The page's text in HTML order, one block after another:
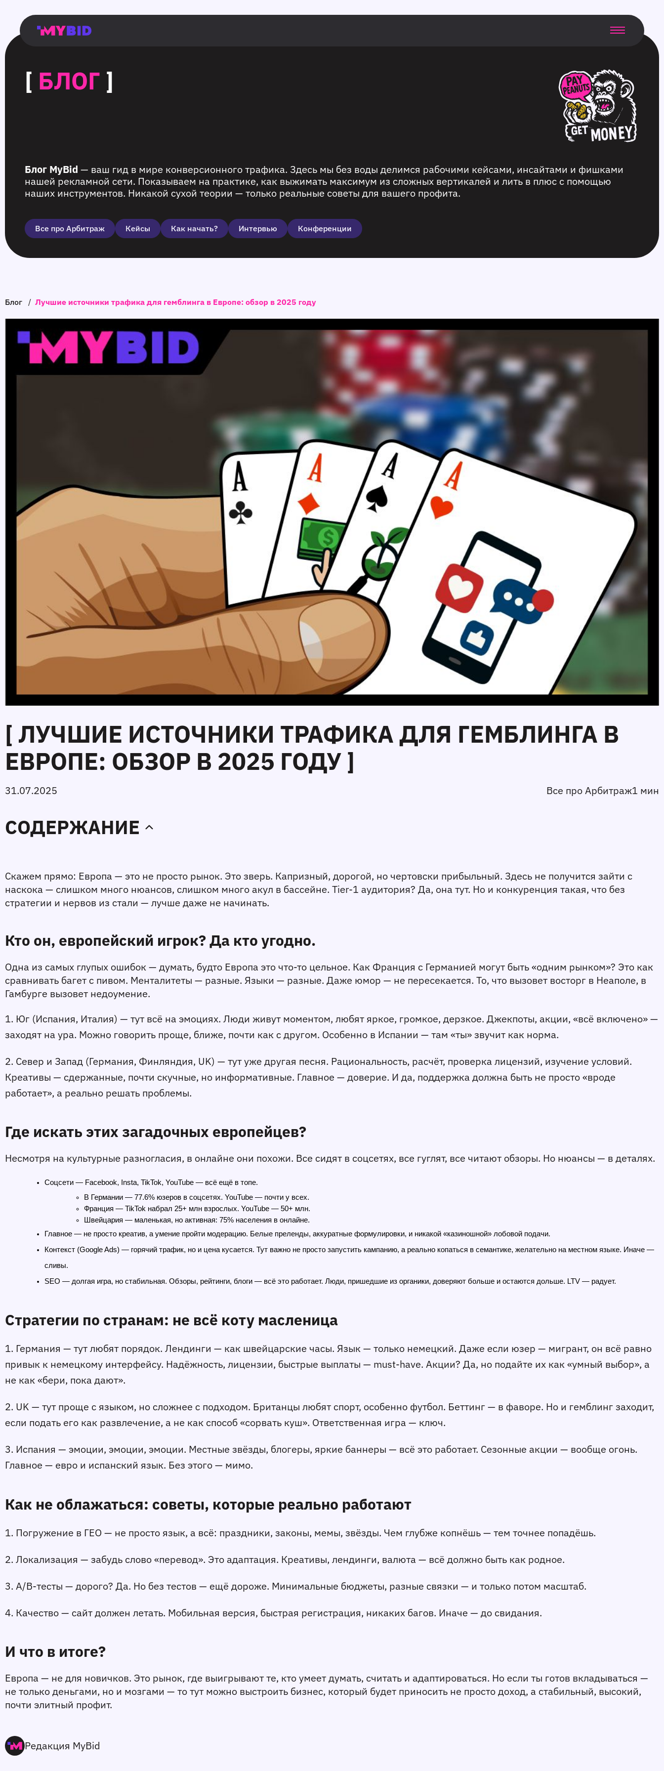
Главная
Гибкий
таргетинг
Возможности
Форматы
TMA
Главная
Домонетизация
TMA
Блог
Главная
страница
Main
page
Flexible
targeting
Opportunities
Formats
TMA
Main
page
Extra
monetization
TMA
Blog
Main
page
[ БЛОГ ]
Блог MyBid — ваш гид в мире конверсионного трафика. Здесь мы без воды делимся рабочими кейсами, инсайтами и фишками
нашей рекламной сети. Показываем на практике, как выжимать максимум из сложных вертикалей и лить в плюс с помощью
наших инструментов. Никакой сухой теории — только реальные советы для вашего профита.
Все про Арбитраж Кейсы Как начать? Интервью Конференции
Блог / Лучшие источники трафика для гемблинга в Европе: обзор в 2025 году
[ ЛУЧШИЕ ИСТОЧНИКИ ТРАФИКА ДЛЯ ГЕМБЛИНГА В
ЕВРОПЕ: ОБЗОР В 2025 ГОДУ ]
31.07.2025 Все про Арбитраж1 мин
СОДЕРЖАНИЕ
Скажем прямо: Европа — это не просто рынок. Это зверь. Капризный, дорогой, но чертовски прибыльный. Здесь не получится зайти с
наскока — слишком много нюансов, слишком много акул в бассейне. Tier-1 аудитория? Да, она тут. Но и конкуренция такая, что без
стратегии и нервов из стали — лучше даже не начинать.
Кто он, европейский игрок? Да кто угодно.
Одна из самых глупых ошибок — думать, будто Европа это что-то цельное. Как Франция с Германией могут быть «одним рынком»? Это как
сравнивать багет с пивом. Менталитеты — разные. Языки — разные. Даже юмор — не пересекается. То, что вызовет восторг в Неаполе, в
Гамбурге вызовет недоумение.
1. Юг (Испания, Италия) — тут всё на эмоциях. Люди живут моментом, любят яркое, громкое, дерзкое. Джекпоты, акции, «всё включено» —
заходят на ура. Можно говорить проще, ближе, почти как с другом. Особенно в Испании — там «ты» звучит как норма.
2. Север и Запад (Германия, Финляндия, UK) — тут уже другая песня. Рациональность, расчёт, проверка лицензий, изучение условий.
Креативы — сдержанные, почти скучные, но информативные. Главное — доверие. И да, поддержка должна быть не просто «вроде
работает», а реально решать проблемы.
Где искать этих загадочных европейцев?
Несмотря на культурные разногласия, в онлайне они похожи. Все сидят в соцсетях, все гуглят, все читают обзоры. Но нюансы — в деталях.
Соцсети — Facebook, Insta, TikTok, YouTube — всё ещё в топе.
В Германии — 77.6% юзеров в соцсетях. YouTube — почти у всех.
Франция — TikTok набрал 25+ млн взрослых. YouTube — 50+ млн.
Швейцария — маленькая, но активная: 75% населения в онлайне.
Главное — не просто креатив, а умение пройти модерацию. Белые преленды, аккуратные формулировки, и никакой «казиношной» лобовой подачи.
Контекст (Google Ads) — горячий трафик, но и цена кусается. Тут важно не просто запустить кампанию, а реально копаться в семантике, желательно на местном языке. Иначе —
сливы.
SEO — долгая игра, но стабильная. Обзоры, рейтинги, блоги — всё это работает. Люди, пришедшие из органики, доверяют больше и остаются дольше. LTV — радует.
Стратегии по странам: не всё коту масленица
1. Германия — тут любят порядок. Лендинги — как швейцарские часы. Язык — только немецкий. Даже если юзер — мигрант, он всё равно
привык к немецкому интерфейсу. Надёжность, лицензии, быстрые выплаты — must-have. Акции? Да, но подайте их как «умный выбор», а
не как «бери, пока дают».
2. UK — тут проще с языком, но сложнее с подходом. Британцы любят спорт, особенно футбол. Беттинг — в фаворе. Но и гемблинг заходит,
если подать его как развлечение, а не как способ «сорвать куш». Ответственная игра — ключ.
3. Испания — эмоции, эмоции, эмоции. Местные звёзды, блогеры, яркие баннеры — всё это работает. Сезонные акции — вообще огонь.
Главное — евро и испанский язык. Без этого — мимо.
Как не облажаться: советы, которые реально работают
1. Погружение в ГЕО — не просто язык, а всё: праздники, законы, мемы, звёзды. Чем глубже копнёшь — тем точнее попадёшь.
2. Локализация — забудь слово «перевод». Это адаптация. Креативы, лендинги, валюта — всё должно быть как родное.
3. A/B-тесты — дорого? Да. Но без тестов — ещё дороже. Минимальные бюджеты, разные связки — и только потом масштаб.
4. Качество — сайт должен летать. Мобильная версия, быстрая регистрация, никаких багов. Иначе — до свидания.
И что в итоге?
Европа — не для новичков. Это рынок, где выигрывают те, кто умеет думать, считать и адаптироваться. Но если ты готов вкладываться —
не только деньгами, но и мозгами — то тут можно выстроить бизнес, который будет приносить не просто доход, а стабильный, высокий,
почти элитный профит.
Редакция MyBid